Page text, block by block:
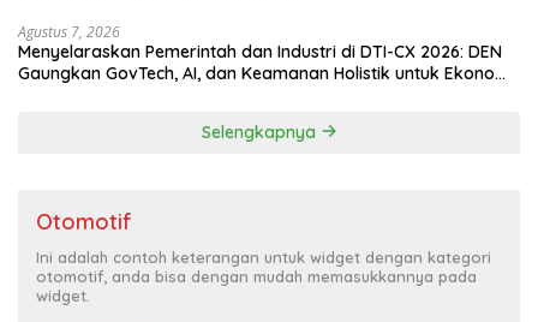
Agustus 7, 2026
Menyelaraskan Pemerintah dan Industri di DTI-CX 2026: DEN
Gaungkan GovTech, AI, dan Keamanan Holistik untuk Ekonomi
Selengkapnya
Otomotif
Ini adalah contoh keterangan untuk widget dengan kategori
otomotif, anda bisa dengan mudah memasukkannya pada
widget.